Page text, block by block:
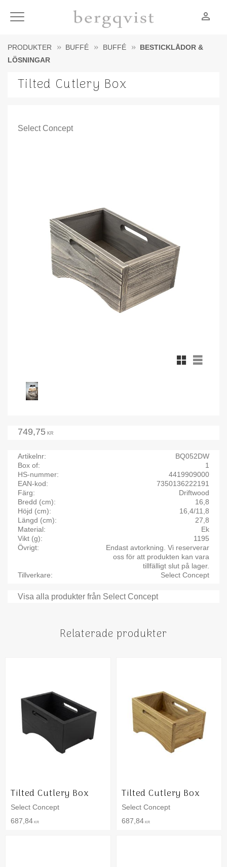
Meny person_outline
PRODUKTER BUFFÉ BUFFÉ
BESTICKLÅDOR &
LÖSNINGAR
Tilted Cutlery Box
Select Concept
Rutnätsvy
Listvy
749,75 KR
Artikelnr
BQ052DW
Box of
1
HS-nummer
4419909000
EAN-kod
7350136222191
Färg
Driftwood
Bredd (cm)
16,8
Höjd (cm)
16,4/11,8
Längd (cm)
27,8
Material
Ek
Vikt (g)
1195
Övrigt
Endast avtorkning. Vi reserverar
oss för att produkten kan vara
tillfälligt slut på lager.
Tillverkare
Select Concept
Visa alla produkter från Select Concept
Relaterade produkter
Tilted Cutlery Box
Select Concept
687,84 KR
Tilted Cutlery Box
Select Concept
687,84 KR